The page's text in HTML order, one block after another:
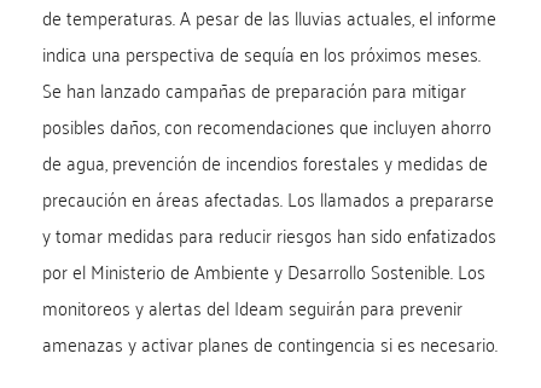
de temperaturas. A pesar de las lluvias actuales, el informe
indica una perspectiva de sequía en los próximos meses.
Se han lanzado campañas de preparación para mitigar
posibles daños, con recomendaciones que incluyen ahorro
de agua, prevención de incendios forestales y medidas de
precaución en áreas afectadas. Los llamados a prepararse
y tomar medidas para reducir riesgos han sido enfatizados
por el Ministerio de Ambiente y Desarrollo Sostenible. Los
monitoreos y alertas del Ideam seguirán para prevenir
amenazas y activar planes de contingencia si es necesario.